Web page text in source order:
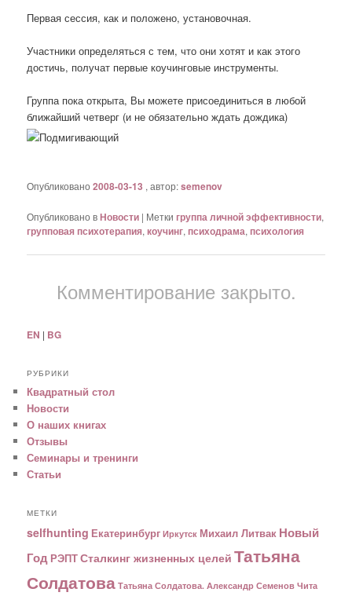
Первая сессия, как и положено, установочная.
Участники определяться с тем, что они хотят и как этого
достичь, получат первые коучинговые инструменты.
Группа пока открыта, Вы можете присоединиться в любой
ближайший четверг (и не обязательно ждать дождика)
Опубликовано2008-03-13 , автор:semenov
Опубликовано вНовости | Метки группа личной эффективности,
групповая психотерапия,коучинг, психодрама, психология
Комментирование закрыто.
EN | BG
РУБРИКИ
Квадратный стол
Новости
О наших книгах
Отзывы
Семинары и тренинги
Статьи
МЕТКИ
selfhunting Екатеринбург Иркутск Михаил Литвак Новый
Год РЭПТСталкинг жизненных целей Татьяна
Солдатова Татьяна Солдатова. Александр Семенов Чита